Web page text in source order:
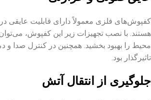
کفپوش‌های فلزی معمولاً دارای قابلیت عایقی
هستند. با نصب تجهیزات زیر این کفپوش،
محیط را بهبود بخشید. همچنین در کنترل صدا و
تاثیرگذار بود.
جلوگیری از انتقال آتش